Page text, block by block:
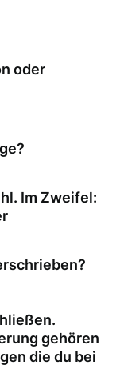
oder
Im Zweifel:
gehören
die du bei